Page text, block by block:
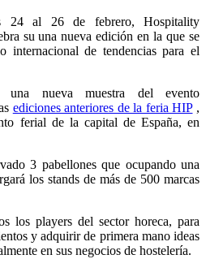
24 al 26 de febrero, Hospitality
su una nueva edición en la que se
internacional de tendencias para el
nueva muestra del evento
ediciones anteriores de la feria HIP,
ferial de la capital de España, en
3 pabellones que ocupando una
los stands de más de 500 marcas
los players del sector horeca, para
y adquirir de primera mano ideas
en sus negocios de hostelería.